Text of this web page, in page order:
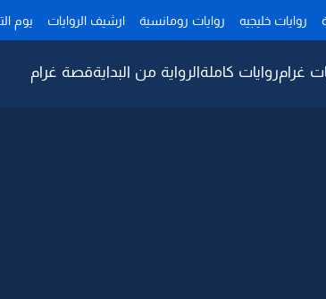
روايات خليجيه روايات رومانسية ارشيف الروايات يوم
غرامروايات كاملةالرواية من البدايةقصة غرام